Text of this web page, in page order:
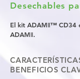
Desechables
El kit ADAMⅡ™ CD34
ADAMⅡ.
BENEFICIOS